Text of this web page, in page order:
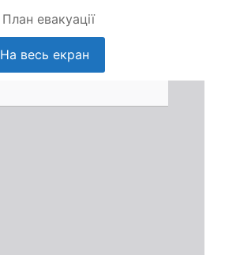
План евакуації
На весь екран